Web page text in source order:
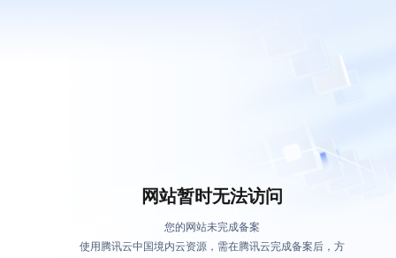
网站暂时无法访问
您的网站未完成备案
使用腾讯云中国境内云资源，需在腾讯云完成备案后，方